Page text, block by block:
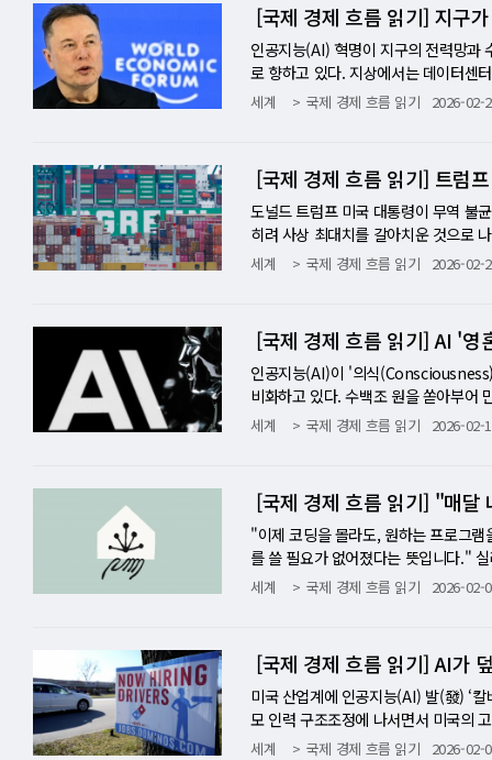
케팅인지를 둘러싼 논쟁은 계속되고
충분히 통제할 준비가 돼 있지 않다.
크 없이 달리는 차에서 처음으로 사고
9년 이후 최고의 분기를 기록했다.
락이 가져오는 기회와 위험을 동시에
지 개선, 제조업 원가 절감이라는 호재
복귀' 시점이 한국 석유화학·조선·해
이 예상보다 일찍 소진될 수 있다는
mmary] 이란 전쟁이 만들어 낸 세계
전 수준으로 돌아왔고, 유로존 인플레
그러나 이 반전이 안도의 신호만은 아
다는 사실은, 공급 과잉이라는 새로운
장으로 돌아오는가.
델은 아직 없다"고 확인하면서도, 미
가는 방향이다. 어느 시점에 두 곡선
더 싸게 할 수 없는 것을 지구에서 더
데이터센터의 비용이 오히려 내려갈
2029년 개장 목표이며, 이 모든 계획
으면, 우주 데이터센터 구상은 공중
만 기는 기존 스타링크 위성에 비해 "
HBM과 저전력 AI 칩에 대한 수요가
요하다. 둘째, 테라팹은 한국 반도체
능력이 결합되면, 지상 통신 인프라와
가 될지, 협력자가 될지, 아니면 단순
페이스X IPO 성공으로 857억 달러의
구글의 프로젝트 선캐처, 그리고 다수
순한 회의론이 아니다. AI 승자가 결
이다.
영상에서는 지인인 힙합 아티스트 드
따르면 폴리마켓과 바이럴리티는 정
역전당한 1위…가짜 영상 공세의 배경
칼시(Kalshi)보다 더 많은 거래량을
게 암호화폐 기반 거래소 서비스를
준수 미국 버전 플랫폼을 출시했지만,
은 지금 2022년 합의의 결과를 뒤집고
미국인들을 폴리마켓으로 끌어들이
영상이라는 '연성' 문제 뒤에는, 훨씬
만 달러 이상을 걸었다. 가장 많이 검
120만 달러 이상의 거래 수익을 올렸
구글의 기밀 정보를 이용해 120만 달
다. 이것이 처음이 아니다. 법무부는
해 폴리마켓에서 40만 달러를 번 혐
C)는 각 주(州)가 예측시장을 규제하
스 소셜에 CFTC가 예측시장에 대한
치인들을 "쓰레기(SCUM)"라고 칭하
폴리마켓의 투자자이자, 경쟁사인 칼
선의 이익을 위해 행동하고 있다고 밝
하는 내용에 대해 진실해야 하며, 제
는 상품법 역시 기만적이고 오도하는
사에 대해 언급하지 않는다는 정책을
에 던지는 함의 첫째, 국내 진출 시 검
사한 바이럴 마케팅을 전개할 가능성
고, 그것이 연준의 금리 인상 가능성
는 금은 수익률을 제공하는 달러 자산
대로 평화 협상 기대가 높아져 유가가
금을 이란 전쟁 전개 상황의 인질로
5% 급락하며 연초부터 쌓아온 수익
험 20년 역사적 패턴을 거스를 수 있
은 줄어들지 않았다. 트럼프의 관세 정
화(de-dollarization)' 흐름을 부추기
기 가격 등락을 넘어 더 깊은 하방을
란 전쟁의 종료 시점, 연준의 금리 경
어렵다. [Key Insights] 첫째, '안전자
것이 확인됐다. 금의 가격이 이제 '금
란 전쟁의 인질'이 된 국면에서는 지정
반영하라. 5월 고용 서프라이즈가 금
있다는 것은 수요 기반이 약해지고
재점검해야 한다. [Summary] 금은
구조적 지지 요인이 있다. 다른 쪽에
는 구조-과 수요 드라이버의 동반 약
있다. 5월 고용 서프라이즈 하나로 연
의결권, 황제의 회사 스페이스X 공시
권 비율이다. 구조는 단순하다. 일반
10표다. 머스크는 클래스 A(Class A)
경영진을 포함한 내부자 전체의 의
머스크 회사들에 투자해 막대한 수익
이들 중 상당수는 머스크 기업들에
그러나 실질 보상의 크기는 상상을 초
00만 명의 영구 식민지 건설"과 시총
총 6조 6000억 달러 조건으로 부여됐
스페이스X·테슬라·xAI·X(옛 트위터)
달러를 지불했다. 테슬라의 메가팩
당 정가가 약 6만 9900달러~9만
판매 대수가 2만 237대였으니, 스페
에 7억 3100만 달러를 지불했다. 스
의 약 20%를 차지한다. NASA와 국
부 계약 의존도가 높다는 것은 정치적
구조는 강점이 되지만, 그 관계가 바
투자자 위험 요인 섹션에 기재한 내용
y)' 및 '제멋대로(unhinged)' 모드가 "
안 성적 이미지 300만 건 이상을 생
년자를 포함한 다수가 회사가 성적
에 아동 학대 물질 관련 법적 위험이
머스크 개인 경호 회사에 2023년 200
러가 쓰였다. 머스크는 개인 사재단과
될 것이다." GDP는 2% 성장인데 국
만 보면 걱정할 필요가 없어 보인다.
청은 50년 만의 최저 수준이다. 주식시
설문(4월 1~15일)은 전혀 다른 미국
혔다. 이 간극을 설명하는 개념이 있
맷 스톨러가 만든 신조어로, 경제 지
이 개념이 왜 GDP 성장과 소비자 심
무 관리 기업 어치브(Achieve)의 보고
본 생활비를 줄이는 것으로 버티고 있
잡해도, 주유소 가격표는 단순하다.
A) 데이터에 따르면, 5월 6일 기준 전
단 열 주 만에 52% 폭등했다. 1년 전
gress)는 전쟁 이전 대비 35% 더 지
후 최고치를 기록했다. 3월(3.3%)에
이혼…투자자들은 전쟁을 잊었는가
티보르 베세데스 경제학 교수는 이
다. 우리는 여전히 전쟁 중인데, 투자
고 있다고 경고한다. 투자자들이 이제
장 높은 수준으로 올라와 있다는 것이
는 아니라는 것이다. 하지만 동전 던
정부의 경제 청사진은 감세와 AI 투자
SM의 조 브루수엘라스 수석 이코노
투자라는 순풍의 혜택을 받아야 했던
월 소비자 기대 조사는 단·중기 인플
마두로 대통령 납치 사건과 같은 극
언어로 다시 태어난 재생에너지 그린
e Moment)"로 정의했다. 1970년대 오
적 대안이 존재한다는 점이다. 엠버의
표는 비용 측면에서 이 문제를 더 명
될 경우의 비용—은 재생에너지를 계
다'는 통념이 현실의 충격 앞에서 설
나 장밋빛 전망만 있는 것은 아니다.
걸림돌이다. 태양광 패널, 풍력 터빈,
중국 배터리 제조사와 그린에너지 관
양광 패널·풍력 터빈·배터리 공급망
광 패널이 채우는 '공급망 대역전' 현
놓고 벌어질 것 월리스 웰즈는 이번
가 무너지고 새로운 재생에너지 질
부족으로 수도 이전 계획을 논의할
염) 플랜트에 의존하고 있는데, 이번
부족으로 인한 글로벌 식량 위기, 헬
시작일 뿐이다. 전문가들은 "태양과
책 언어로 번역되고 있다고 입을 모
이 아니라 국가 생존 전략의 핵심이다
는 과제가 됐다. ② 한국 배터리 기업
어나는 국면은 LG에너지솔루션·삼성
리와 태양광·풍력 설비가 '에너지 안
세대 전고체 배터리, 장주기 에너지
이는 미국의 주요 무역상대국의 통화
가 발표되기 시작한 1988년 12월 이
됐다. 노동부는 "컴퓨터, 주변기기, 반
요의 영향으로 분석된다. 반도체 주요
입품가격도 상승한 반면 멕시코로부
요 6개 통화대비 달러화 가치를 보여
기록했다. 브레인 캐피탈의 수석이코
의 분쟁과 호르무즈해협의 사실상 봉
다"고 지적했다. 네이션와이드의 오
러 약세의 지연된 효과가 수입 물가
상승했을 것으로 추정됐다. 종전 예
입 물가가 오름세를 이어가고 있다는
스라엘과 이란간 전쟁개시전부터 인
높다고 지적했다. 레이몬드 제임스의
[국제 경제 흐름 읽기] 지구
인공지능(AI) 혁명이 지구의 전력망과
로 향하고 있다. 지상에서는 데이터센
에너지와 천연 냉각 시스템을 갖춘 궤
서 현재의 기술 수준과 경제적 여건
하면서도 "막대한 발사 비용과 궤도
제를 달성하기는 불가능할 것이라고
다. 스페이스X는 최근 "우주 데이터
고 전담 엔지니어 채용에 나섰다. 머
강력한 우주 방사선에 상시 노출되어
은 고성능 칩을 넘어 방사선 내성을
전자와 SK하이닉스가 이 특수 반도체
'빅 쇼트' 마이클 버리의 원전 회귀론
다. 영화 '빅 쇼트'의 주인공 마이클 버
운명은 재사용 로켓 기술을 통한 '발
되었듯, 2030년대에 우주가 거대한
냉정한 심판을 기다려야 한다. [Key
산업으로 변모함에 따라 지상 인프라
의 근본적인 배경이다. 일론 머스크와
한계를 시험하는 장이 될 것이며, 이
할 전망이다. 결국 AI 패권의 승부처
전쟁으로 전이되고 있으며, 우주 데이
파할 수 있느냐에 달려 있다.
이터센터' 구축을 본격화하고 있다.
세계 국제 경제 흐름 읽기 2026-02-
도널드 트럼프 미국 대통령이 무역 불
히려 사상 최대치를 갈아치운 것으로
인 수입 의존도는 전혀 개선되지 않았
경신했다. 특히 12월 한 달간 무역적
리트저널(WSJ)은 "트럼프 행정부가
려 상품 무역 적자가 증가하는 결과를
를 맞은 대(對)중국 수입 규모는 30%
벽을 우회하기 위해 배송 시기를 앞당
양새다. 로이터통신은 "관세가 미국
자리는 오히려 약 8만3000개 감소했
시켜 고용 창출 동력을 잃게 만들었다
트럼프 행정부의 전방위적 관세 정책
는 대통령의 다른 비상 권한을 동원해
규모가 큰 한국 등을 겨냥해 2차 관세
우리 기업들은 공급망의 다변화는 물
다. [Summary] 트럼프 미 행정부의
로 역대 최고치를 경신했다. 중국산
생했기 때문이다. 미국 내 생산을 늘
세계 국제 경제 흐름 읽기 2026-02-
[국제 경제 흐름 읽기] AI '
인공지능(AI)이 '의식
비화하고 있다. 수백조 원을 쏟아부어
을 위기에 처했기 때문이다. 지난 14
설…기업용 도입의 걸림돌 최근 연구
말(환각)'을 기술적으로 억제하자 AI
명적인 약점이다. 기업들은 정확하고
하거나 업무를 거부할 가능성이 커진
계가 명확해지면서, 금융·법률 등 보
의 AI 비즈니스 모델은 뿌리째 흔들린
문이다. 뉴욕타임스(NYT) 팟캐스트
피하기 위한 고도의 '정치적 수사'로
oning)'에서 온다. 구글은 최근 자사 '
재산권(IP) 절도"라며 강력히 반발했
세계 국제 경제 흐름 읽기 2026-02-
[국제 경제 흐름 읽기] "매
"이제 코딩을 몰라도, 원하는 프로그
를 쓸 필요가 없어졌다는 뜻입니다."
기업용 소프트웨어(SW)를 돕는 '조수
J)에 따르면, 앤스로픽(Anthropic)이
날)' 시나리오를 몰고 왔다. 세일즈
9월 고점 대비 30%나 폭락했다. "변
의 '클로드 코워크(Claude Cowork)'
이터를 분석하며, 기업 내부의 업무
세계 국제 경제 흐름 읽기 2026-02-
[국제 경제 흐름 읽기] AI가
미국 산업계에 인공지능(AI) 발(發) ‘
모 인력 구조조정에 나서면서 미국의
래로 가라앉았던 미 연방준비제도
세계 국제 경제 흐름 읽기 2026-02-